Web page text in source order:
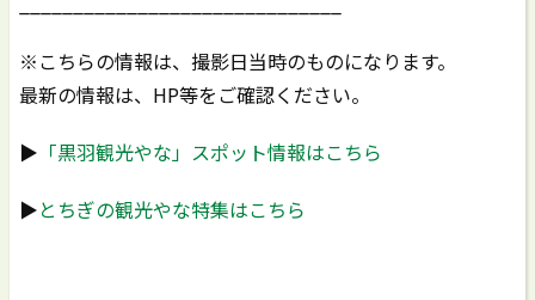
※こちらの情報は、撮影日当時のものになります。
最新の情報は、HP等をご確認ください。
▶ 「黒羽観光やな」スポット情報はこちら
▶とちぎの観光やな特集はこちら